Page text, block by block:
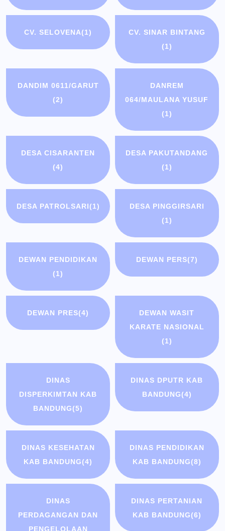
CV. SELOVENA(1)
CV. SINAR BINTANG
(1)
DANDIM 0611/GARUT
(2)
DANREM
064/MAULANA YUSUF
(1)
DESA CISARANTEN
(4)
DESA PAKUTANDANG
(1)
DESA PATROLSARI(1)
DESA PINGGIRSARI
(1)
DEWAN PENDIDIKAN
(1)
DEWAN PERS(7)
DEWAN PRES(4)
DEWAN WASIT
KARATE NASIONAL
(1)
DINAS
DISPERKIMTAN KAB
BANDUNG(5)
DINAS DPUTR KAB
BANDUNG(4)
DINAS KESEHATAN
KAB BANDUNG(4)
DINAS PENDIDIKAN
KAB BANDUNG(8)
DINAS
PERDAGANGAN DAN
PENGELOLAAN
DINAS PERTANIAN
KAB BANDUNG(6)